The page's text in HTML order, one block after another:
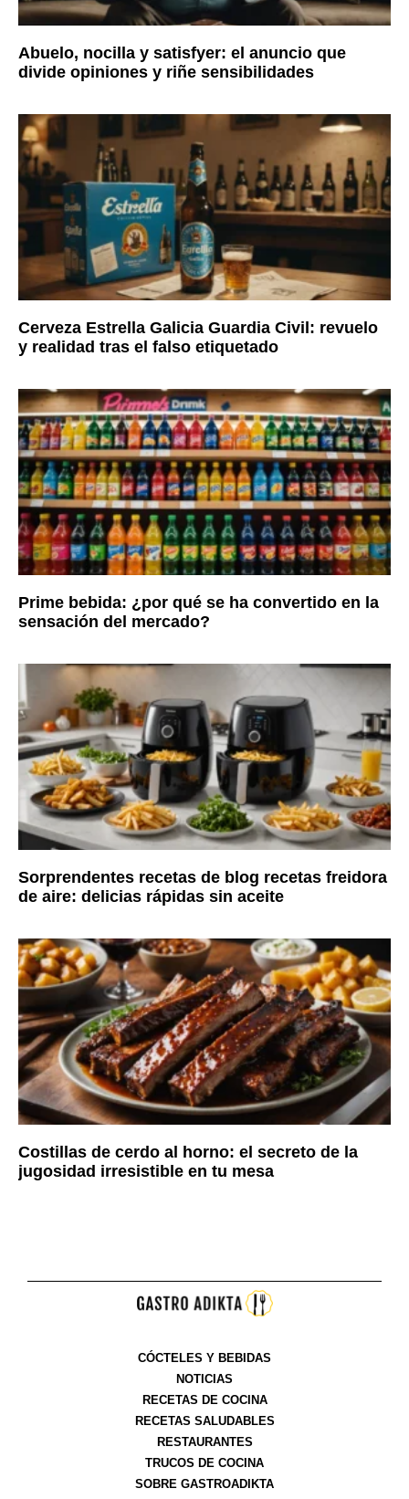
Abuelo, nocilla y satisfyer: el anuncio que
divide opiniones y riñe sensibilidades
Cerveza Estrella Galicia Guardia Civil: revuelo
y realidad tras el falso etiquetado
Prime bebida: ¿por qué se ha convertido en la
sensación del mercado?
Sorprendentes recetas de blog recetas freidora
de aire: delicias rápidas sin aceite
Costillas de cerdo al horno: el secreto de la
jugosidad irresistible en tu mesa
CÓCTELES Y BEBIDAS
NOTICIAS
RECETAS DE COCINA
RECETAS SALUDABLES
RESTAURANTES
TRUCOS DE COCINA
SOBRE GASTROADIKTA